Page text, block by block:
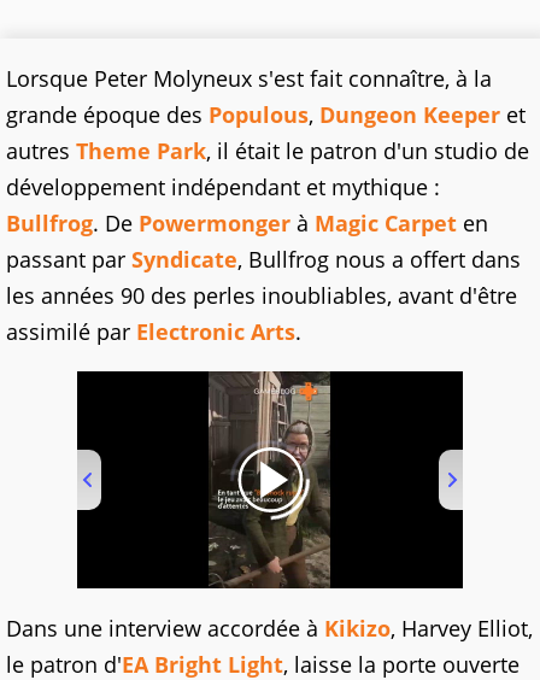
Lorsque Peter Molyneux s'est fait connaître, à la
grande époque des Populous, Dungeon Keeper et
autres Theme Park, il était le patron d'un studio de
développement indépendant et mythique :
Bullfrog. De Powermonger à Magic Carpet en
passant par Syndicate, Bullfrog nous a offert dans
les années 90 des perles inoubliables, avant d'être
assimilé par Electronic Arts.
01:00
Dans une interview accordée à Kikizo, Harvey Elliot,
le patron d'EA Bright Light, laisse la porte ouverte